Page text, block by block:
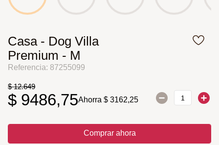
Casa - Dog Villa
Premium - M
Referencia: 87255099
$ 12.649
$ 9486,75Ahorra$ 3162,25
Comprar ahora